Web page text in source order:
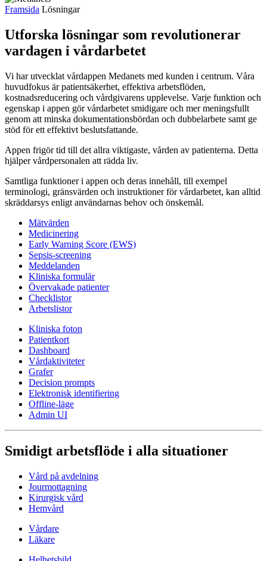
Framsida Lösningar
Utforska lösningar som revolutionerar
vardagen i vårdarbetet
Vi har utvecklat vårdappen Medanets med kunden i centrum. Våra
huvudfokus är patientsäkerhet, effektiva arbetsflöden,
kostnadsreducering och vårdgivarens upplevelse. Varje funktion och
egenskap i appen gör vårdarbetet smidigare och mer meningsfullt
genom att minska dokumentationsbördan och dubbelarbete samt ge
stöd för ett effektivt beslutsfattande.
Appen frigör tid till det allra viktigaste, vården av patienterna. Detta
hjälper vårdpersonalen att rädda liv.
Samtliga funktioner i appen och deras innehåll, till exempel
terminologi, gränsvärden och instruktioner för vårdarbetet, kan alltid
skräddarsys enligt användarnas behov och önskemål.
Mätvärden
Medicinering
Early Warning Score (EWS)
Sepsis-screening
Meddelanden
Kliniska formulär
Övervakade patienter
Checklistor
Arbetslistor
Kliniska foton
Patientkort
Dashboard
Vårdaktiviteter
Grafer
Decision prompts
Elektronisk identifiering
Offline-läge
Admin UI
Smidigt arbetsflöde i alla situationer
Vård på avdelning
Jourmottagning
Kirurgisk vård
Hemvård
Vårdare
Läkare